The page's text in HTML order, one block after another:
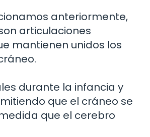
anteriormente,
articulaciones
mantienen unidos los
durante la infancia y
que el cráneo se
que el cerebro